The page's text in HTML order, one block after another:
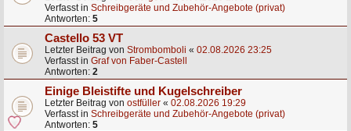
Verfasst in Schreibgeräte und Zubehör-Angebote (privat)
Antworten: 5
Castello 53 VT
Letzter Beitrag von Strombomboli « 02.08.2026 23:25
Verfasst in Graf von Faber-Castell
Antworten: 2
Einige Bleistifte und Kugelschreiber
Letzter Beitrag von ostfüller « 02.08.2026 19:29
Verfasst in Schreibgeräte und Zubehör-Angebote (privat)
Antworten: 5